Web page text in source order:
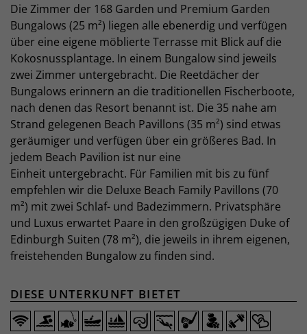
Die Zimmer der 168 Garden und Premium Garden
Bungalows (25 m²) liegen alle ebenerdig und verfügen
über eine eigene möblierte Terrasse mit Blick auf die
Kokosnussplantage. In einem Bungalow sind jeweils
zwei Zimmer untergebracht. Die Reetdächer der
Bungalows erinnern an die traditionellen Fischerboote,
nach denen das Resort benannt ist. Die 35 nahe am
Strand gelegenen Beach Pavillons (35 m²) sind etwas
geräumiger und verfügen über ein größeres Bad. In
jedem Beach Pavilion ist nur eine
Einheit untergebracht. Für Familien mit bis zu fünf
empfehlen wir die Deluxe Beach Family Pavillons (70
m²) mit zwei Schlaf- und Badezimmern. Privatsphäre
und Luxus erwartet Paare in den großzügigen Duke of
Edinburgh Suiten (78 m²), die jeweils in ihrem eigenen,
freistehenden Bungalow zu finden sind.
DIESE UNTERKUNFT BIETET